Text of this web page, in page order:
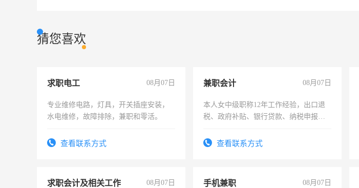
猜您喜欢
求职电工 08月07日
专业维修电路，灯具，开关插座安装，
水电维修，故障排除，兼职和零活。
查看联系方式
兼职会计 08月07日
本人女中级职称12年工作经验，出口退
税、政府补贴、银行贷款、纳税申报、
务，财务咨询等业务。欲求兼职会计工
查看联系方式
求职会计及相关工作 08月07日 手机兼职 08月07日